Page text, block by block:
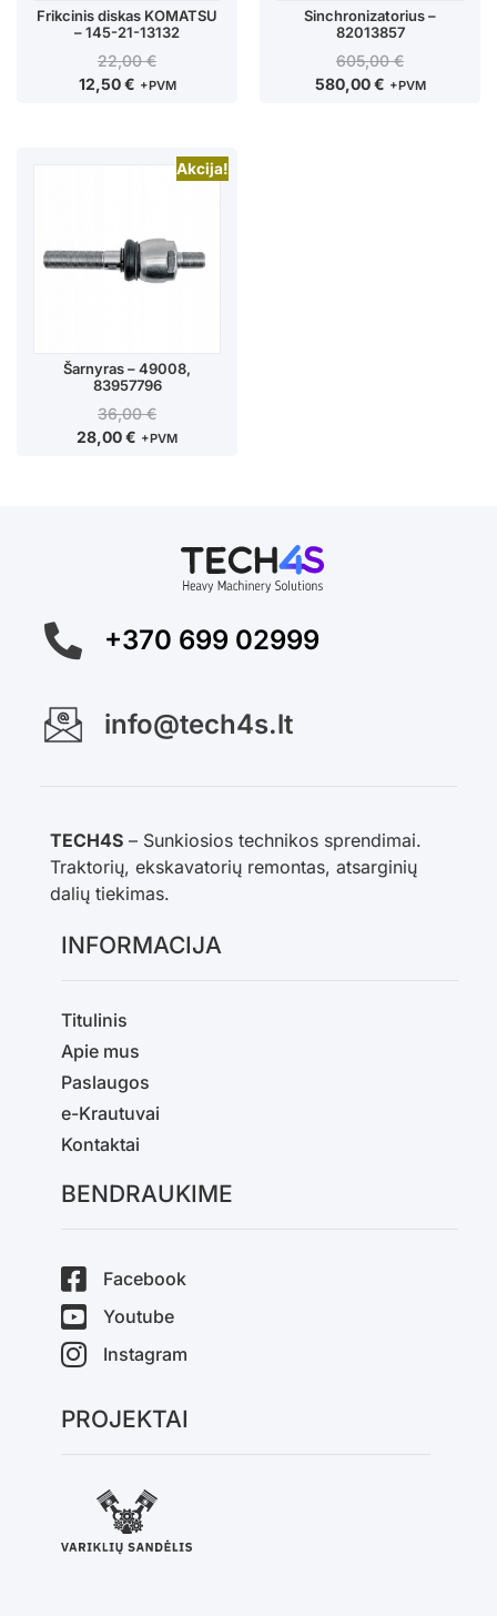
Frikcinis diskas KOMATSU
– 145-21-13132
22,00€
12,50€ +PVM
Sinchronizatorius –
82013857
605,00€
580,00€ +PVM
Akcija!
Šarnyras – 49008,
83957796
36,00€
28,00€ +PVM
+370 699 02999
info@tech4s.lt
TECH4S – Sunkiosios technikos sprendimai.
Traktorių, ekskavatorių remontas, atsarginių
dalių tiekimas.
INFORMACIJA
Titulinis
Apie mus
Paslaugos
e-Krautuvai
Kontaktai
BENDRAUKIME
Facebook
Youtube
Instagram
PROJEKTAI